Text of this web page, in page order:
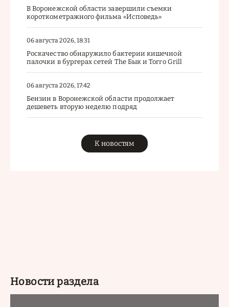
В Воронежской области завершили съемки
короткометражного фильма «Исповедь»
06 августа 2026, 18:31
Роскачество обнаружило бактерии кишечной
палочки в бургерах сетей The Бык и Torro Grill
06 августа 2026, 17:42
Бензин в Воронежской области продолжает
дешеветь вторую неделю подряд
К новостям
Новости раздела